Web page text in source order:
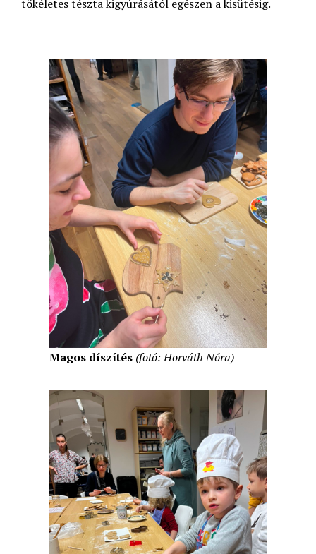
tökéletes tészta kigyúrásától egészen a kisütésig.
Magos díszítés (fotó: Horváth Nóra)